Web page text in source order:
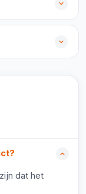
dat het